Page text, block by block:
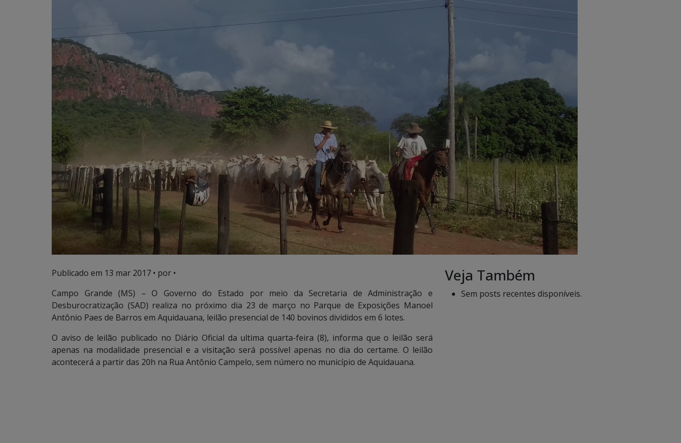
Publicado em 13 mar 2017 • por •
Campo Grande (MS) – O Governo do Estado por meio da Secretaria de Administração e
Desburocratização (SAD) realiza no próximo dia 23 de março no Parque de Exposições Manoel
Antônio Paes de Barros em Aquidauana, leilão presencial de 140 bovinos divididos em 6 lotes.
O aviso de leilão publicado no Diário Oficial da ultima quarta-feira (8), informa que o leilão será
apenas na modalidade presencial e a visitação será possível apenas no dia do certame. O leilão
acontecerá a partir das 20h na Rua Antônio Campelo, sem número no município de Aquidauana.
Veja Também
Sem posts recentes disponíveis.